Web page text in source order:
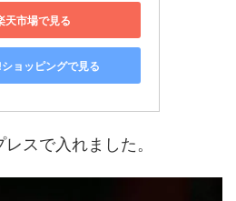
天市場で見る
ョッピングで見る
スで入れました。